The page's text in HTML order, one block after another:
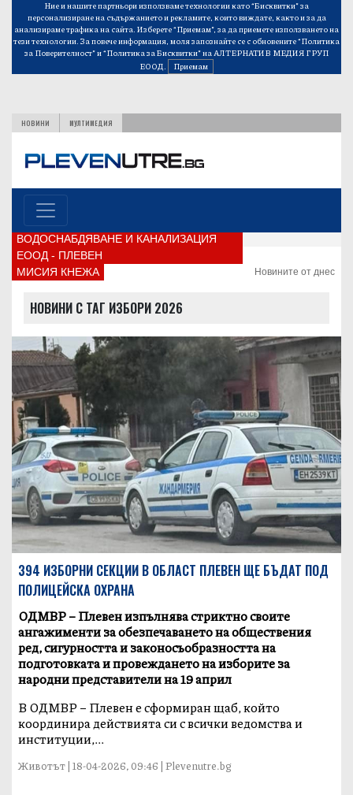
Ние и нашите партньори използваме технологии като “Бисквитки” за
персонализиране на съдържанието и рекламите, които виждате, както и за да
анализираме трафика на сайта. Изберете “Приемам”, за да приемете използването на
тези технологии. За повече информация, моля запознайте се с обновените“Политика
за Поверителност”и“Политика за Бисквитки”на АЛТЕРНАТИВ МЕДИЯ ГРУП
ЕООД.
Приемам
НОВИНИ МУЛТИМЕДИЯ
ВОДОСНАБДЯВАНЕ И КАНАЛИЗАЦИЯ
ЕООД - ПЛЕВЕН
МИСИЯ КНЕЖА
Новините от днес
НОВИНИ С ТАГ ИЗБОРИ 2026
394 ИЗБОРНИ СЕКЦИИ В ОБЛАСТ ПЛЕВЕН ЩЕ БЪДАТ ПОД
ПОЛИЦЕЙСКА ОХРАНА
ОДМВР – Плевен изпълнява стриктно своите
ангажименти за обезпечаването на обществения
ред, сигурността и законосъобразността на
подготовката и провеждането на изборите за
народни представители на 19 април
В ОДМВР – Плевен е сформиран щаб, който
координира действията си с всички ведомства и
институции,...
Животът | 18-04-2026, 09:46 | Plevenutre.bg